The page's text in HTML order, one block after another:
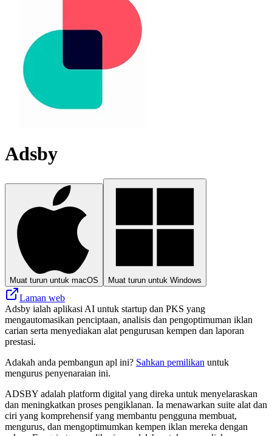
Adsby
Muat turun untuk macOS Muat turun untuk Windows
Laman web
Adsby ialah aplikasi AI untuk startup dan PKS yang
mengautomasikan penciptaan, analisis dan pengoptimuman iklan
carian serta menyediakan alat pengurusan kempen dan laporan
prestasi.
Adakah anda pembangun apl ini? Sahkan pemilikan untuk
mengurus penyenaraian ini.
ADSBY adalah platform digital yang direka untuk menyelaraskan
dan meningkatkan proses pengiklanan. Ia menawarkan suite alat dan
ciri yang komprehensif yang membantu pengguna membuat,
mengurus, dan mengoptimumkan kempen iklan mereka dengan